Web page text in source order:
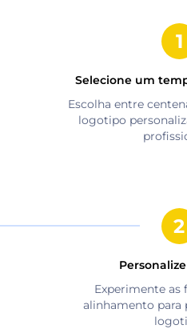
Selecione um
Escolha entre
logotipo
Experimente as
alinhamento para